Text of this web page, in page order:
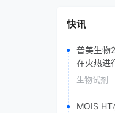
快讯
普美生物
在火热进
生物试剂
MOIS HT